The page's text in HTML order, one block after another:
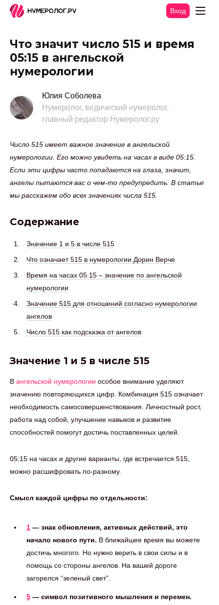
Вход
Что значит число 515 и время
05:15 в ангельской
нумерологии
Юлия Соболева
Нумеролог, ведический нумеролог,
главный редактор Нумеролог.ру
Число 515 имеет важное значение в ангельской
нумерологии. Его можно увидеть на часах в виде 05:15.
Если эти цифры часто попадаются на глаза, значит,
ангелы пытаются вас о чем-то предупредить. В статье
мы расскажем обо всех значениях числа 515.
Содержание
Значение 1 и 5 в числе 515
Что означает 515 в нумерологии Дорин Верче
Время на часах 05:15 – значение по ангельской
нумерологии
Значение 515 для отношений согласно нумерологии
ангелов
Число 515 как подсказка от ангелов
Значение 1 и 5 в числе 515
В ангельской нумерологии особое внимание уделяют
значению повторяющихся цифр. Комбинация 515 означает
необходимость самосовершенствования. Личностный рост,
работа над собой, улучшение навыков и развитие
способностей помогут достичь поставленных целей.
05:15 на часах и другие варианты, где встречается 515,
можно расшифровать по-разному.
Смысл каждой цифры по отдельности:
1 — знак обновления, активных действий, это
начало нового пути. В ближайшее время вы можете
достичь многого. Но нужно верить в свои силы и в
помощь со стороны ангелов. На вашей дороге
загорелся “зеленый свет”.
5 — символ позитивного мышления и перемен.